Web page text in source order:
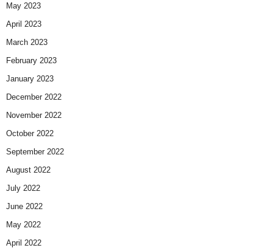
May 2023
April 2023
March 2023
February 2023
January 2023
December 2022
November 2022
October 2022
September 2022
August 2022
July 2022
June 2022
May 2022
April 2022